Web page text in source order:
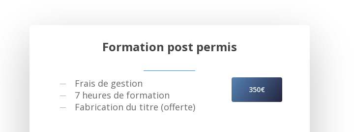
Formation post permis
Frais de gestion
7 heures de formation
Fabrication du titre (offerte)
350€